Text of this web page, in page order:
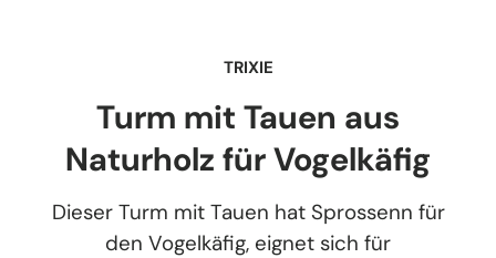
TRIXIE
Turm mit Tauen aus
Naturholz für Vogelkäfig
Dieser Turm mit Tauen hat Sprossenn für
den Vogelkäfig, eignet sich für